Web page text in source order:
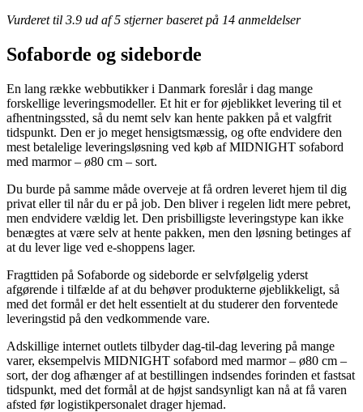
Vurderet til 3.9 ud af 5 stjerner baseret på 14 anmeldelser
Sofaborde og sideborde
En lang række webbutikker i Danmark foreslår i dag mange
forskellige leveringsmodeller. Et hit er for øjeblikket levering til et
afhentningssted, så du nemt selv kan hente pakken på et valgfrit
tidspunkt. Den er jo meget hensigtsmæssig, og ofte endvidere den
mest betalelige leveringsløsning ved køb af MIDNIGHT sofabord
med marmor – ø80 cm – sort.
Du burde på samme måde overveje at få ordren leveret hjem til dig
privat eller til når du er på job. Den bliver i regelen lidt mere pebret,
men endvidere vældig let. Den prisbilligste leveringstype kan ikke
benægtes at være selv at hente pakken, men den løsning betinges af
at du lever lige ved e-shoppens lager.
Fragttiden på Sofaborde og sideborde er selvfølgelig yderst
afgørende i tilfælde af at du behøver produkterne øjeblikkeligt, så
med det formål er det helt essentielt at du studerer den forventede
leveringstid på den vedkommende vare.
Adskillige internet outlets tilbyder dag-til-dag levering på mange
varer, eksempelvis MIDNIGHT sofabord med marmor – ø80 cm –
sort, der dog afhænger af at bestillingen indsendes forinden et fastsat
tidspunkt, med det formål at de højst sandsynligt kan nå at få varen
afsted før logistikpersonalet drager hjemad.